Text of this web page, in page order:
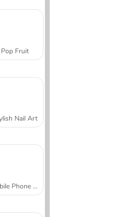
Pop Fruit
Nail Art
Mobile Phone Case Design & DIY